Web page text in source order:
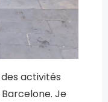
activités
Je